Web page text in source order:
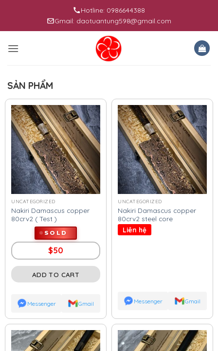
content
Hotline: 0986644388
Gmail: daotuantung598@gmail.com
SẢN PHẨM
UNCATEGORIZED
Nakiri Damascus copper
80crv2 ( Test )
SOLD
$50
ADD TO CART
Messenger Gmail
UNCATEGORIZED
Nakiri Damascus copper
80crv2 steel core
Liên hệ
Messenger Gmail